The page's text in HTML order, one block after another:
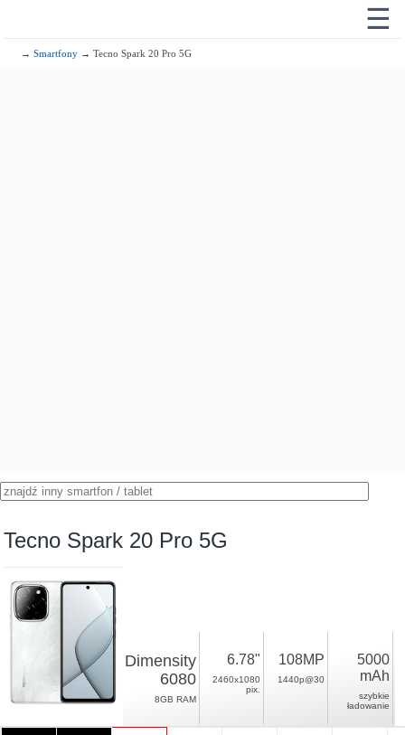
☰
→Smartfony → Tecno Spark 20 Pro 5G
Tecno Spark 20 Pro 5G
Dimensity
6080
8GB RAM
6.78"
2460x1080
pix.
108MP
1440p@30
5000
mAh
szybkie
ładowanie